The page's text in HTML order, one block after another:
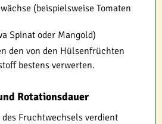
(beispielsweise Tomaten
Spinat oder Mangold)
den von den Hülsenfrüchten
bestens verwerten.
Rotationsdauer
Fruchtwechsels verdient